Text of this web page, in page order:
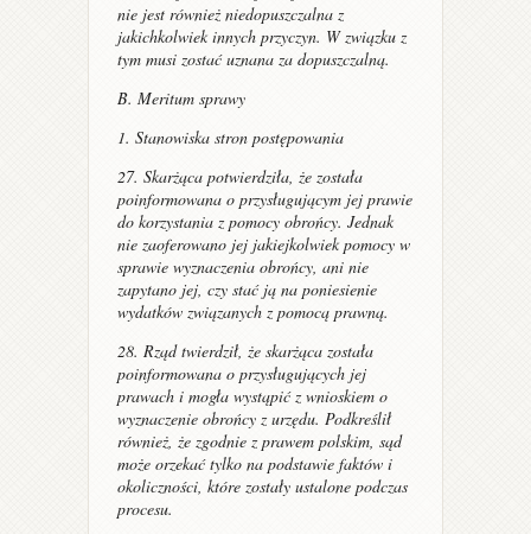
nie jest również niedopuszczalna z
jakichkolwiek innych przyczyn. W związku z
tym musi zostać uznana za dopuszczalną.
B. Meritum sprawy
1. Stanowiska stron postępowania
27. Skarżąca potwierdziła, że została
poinformowana o przysługującym jej prawie
do korzystania z pomocy obrońcy. Jednak
nie zaoferowano jej jakiejkolwiek pomocy w
sprawie wyznaczenia obrońcy, ani nie
zapytano jej, czy stać ją na poniesienie
wydatków związanych z pomocą prawną.
28. Rząd twierdził, że skarżąca została
poinformowana o przysługujących jej
prawach i mogła wystąpić z wnioskiem o
wyznaczenie obrońcy z urzędu. Podkreślił
również, że zgodnie z prawem polskim, sąd
może orzekać tylko na podstawie faktów i
okoliczności, które zostały ustalone podczas
procesu.